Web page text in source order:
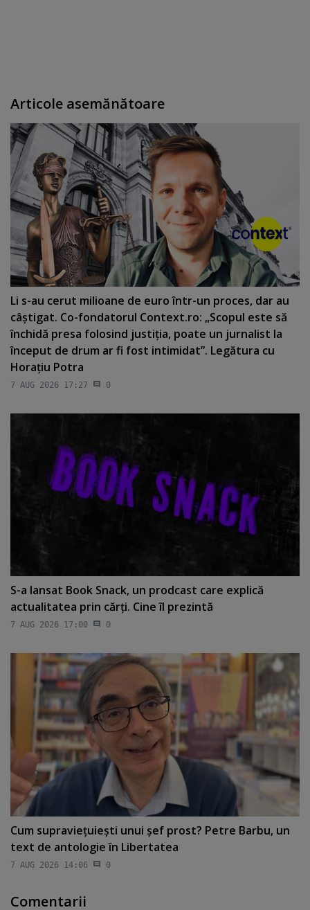
Articole asemănătoare
Li s-au cerut milioane de euro într-un proces, dar au
câştigat. Co-fondatorul Context.ro: „Scopul este să
închidă presa folosind justiţia, poate un jurnalist la
început de drum ar fi fost intimidat”. Legătura cu
Horaţiu Potra
7 AUG 2026 17:27 0
S-a lansat Book Snack, un prodcast care explică
actualitatea prin cărţi. Cine îl prezintă
7 AUG 2026 17:00 0
Cum supravieţuieşti unui şef prost? Petre Barbu, un
text de antologie în Libertatea
7 AUG 2026 14:06 0
Comentarii